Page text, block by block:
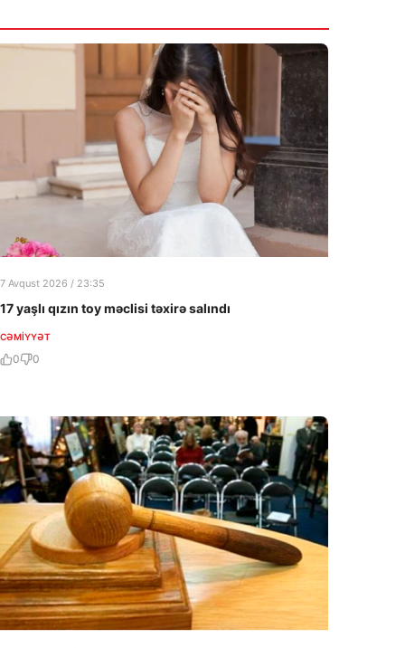
7 Avqust 2026 / 23:35
17 yaşlı qızın toy məclisi təxirə salındı
CƏMIYYƏT
0 0